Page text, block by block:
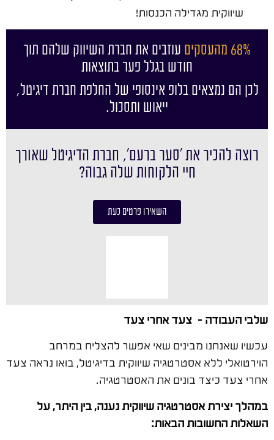
שיווקית מגדילה הכנסות!
68% מהעסקים
עוזבים את חברת השיווק שלהם תוך
חודש בגלל פער בתוצאות
לכן הם נמצאים בלופ אינסופי של החלפת חברת דיגיטל,
ייאוש ותסכול.
רוצה להכיר את ׳סער ברעם׳, חברת הדיגיטל שאורך
חיי הלקוחות שלה גבוה?
השאירו פרטים כעת
שלבי העבודה – צעד אחרי צעד
עכשיו שאנחנו מבינים שאי אפשר להצליח במרחב
הוירטואלי ללא אסטרטגיה שיווקית בדיגיטל, בואו נראה צעד
אחרי צעד כיצד בונים את האסטרטגיה.
במהלך יצירת אסטרטגיה שיווקית נענה, בין היתר, על
השאלות החשובות הבאות: